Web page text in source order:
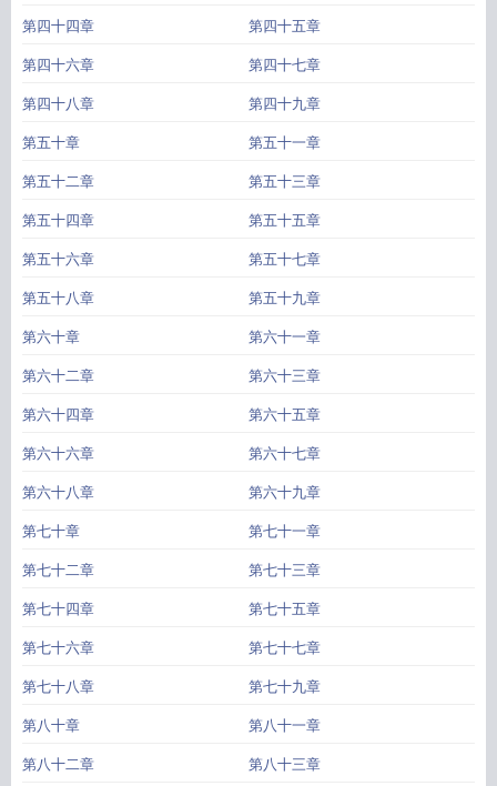
第四十四章 第四十五章
第四十六章 第四十七章
第四十八章 第四十九章
第五十章 第五十一章
第五十二章 第五十三章
第五十四章 第五十五章
第五十六章 第五十七章
第五十八章 第五十九章
第六十章 第六十一章
第六十二章 第六十三章
第六十四章 第六十五章
第六十六章 第六十七章
第六十八章 第六十九章
第七十章 第七十一章
第七十二章 第七十三章
第七十四章 第七十五章
第七十六章 第七十七章
第七十八章 第七十九章
第八十章 第八十一章
第八十二章 第八十三章